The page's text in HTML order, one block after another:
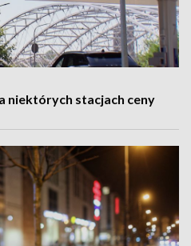
niektórych stacjach ceny